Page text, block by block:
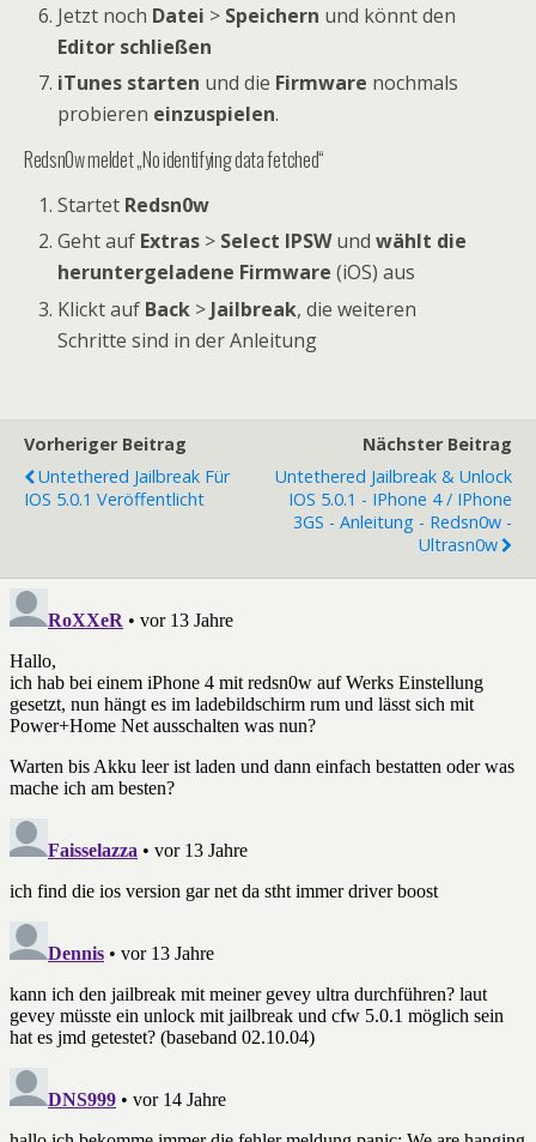
Jetzt noch Datei > Speichern und könnt den
Editor schließen
iTunes starten und die Firmware nochmals
probieren einzuspielen.
Redsn0w meldet „No identifying data fetched“
Startet Redsn0w
Geht auf Extras > Select IPSWundwählt die
heruntergeladene Firmware (iOS) aus
Klickt auf Back > Jailbreak, die weiteren
Schritte sind in der Anleitung
Vorheriger Beitrag
Untethered Jailbreak Für
IOS 5.0.1 Veröffentlicht
Nächster Beitrag
Untethered Jailbreak & Unlock
IOS 5.0.1 - IPhone 4 / IPhone
3GS - Anleitung - Redsn0w -
Ultrasn0w